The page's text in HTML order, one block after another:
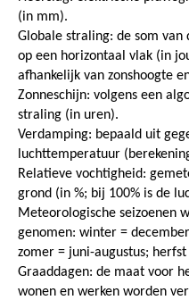
(in mm).
Globale straling: de som
op een horizontaal vlak (in
afhankelijk van zonshoogte
Zonneschijn: volgens een
straling (in uren).
Verdamping: bepaald uit
luchttemperatuur
Relatieve vochtigheid:
grond (in %; bij 100% is de
Meteorologische seizoenen
genomen: winter =
zomer = juni-augustus;
Graaddagen: de maat voor
wonen en werken worden